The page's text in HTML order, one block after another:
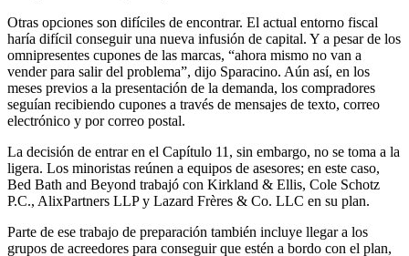
Otras opciones son difíciles de encontrar. El actual entorno fiscal
haría difícil conseguir una nueva infusión de capital. Y a pesar de los
omnipresentes cupones de las marcas, “ahora mismo no van a
vender para salir del problema”, dijo Sparacino. Aún así, en los
meses previos a la presentación de la demanda, los compradores
seguían recibiendo cupones a través de mensajes de texto, correo
electrónico y por correo postal.
La decisión de entrar en el Capítulo 11, sin embargo, no se toma a la
ligera. Los minoristas reúnen a equipos de asesores; en este caso,
Bed Bath and Beyond trabajó con Kirkland & Ellis, Cole Schotz
P.C., AlixPartners LLP y Lazard Frères & Co. LLC en su plan.
Parte de ese trabajo de preparación también incluye llegar a los
grupos de acreedores para conseguir que estén a bordo con el plan,